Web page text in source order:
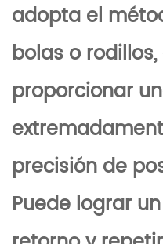
adopta el
bolas o
proporcionar
precisión de
Puede lograr